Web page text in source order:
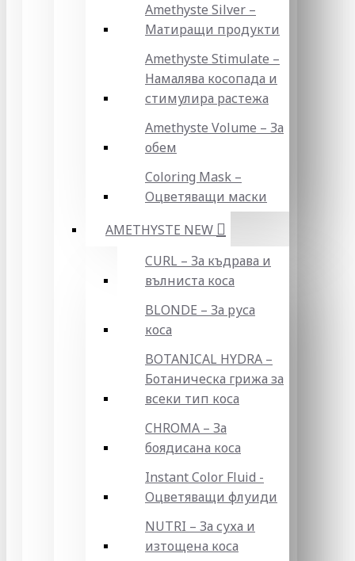
Amethyste Silver –
Матиращи продукти
Amethyste Stimulate –
Намалява косопада и
стимулира растежа
Amethyste Volume – За
обем
Coloring Mask –
Оцветяващи маски
AMETHYSTE NEW
CURL – За къдрава и
вълниста коса
BLONDE – За руса
коса
BOTANICAL HYDRA –
Ботаническа грижа за
всеки тип коса
CHROMA – За
боядисана коса
Instant Color Fluid -
Оцветяващи флуиди
NUTRI – За суха и
изтощена коса